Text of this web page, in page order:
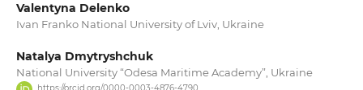
Valentyna Delenko
Ivan Franko National University of Lviv, Ukraine
Natalya Dmytryshchuk
National University “Odesa Maritime Academy”, Ukraine